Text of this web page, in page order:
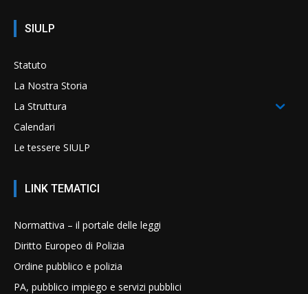
SIULP
Statuto
La Nostra Storia
La Struttura
Calendari
Le tessere SIULP
LINK TEMATICI
Normattiva – il portale delle leggi
Diritto Europeo di Polizia
Ordine pubblico e polizia
PA, pubblico impiego e servizi pubblici